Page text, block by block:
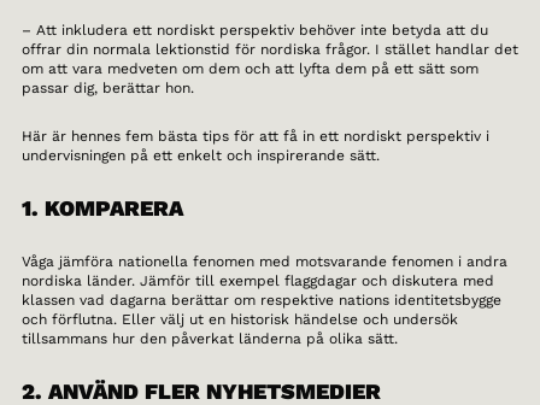
– Att inkludera ett nordiskt perspektiv behöver inte betyda att du
offrar din normala lektionstid för nordiska frågor. I stället handlar det
om att vara medveten om dem och att lyfta dem på ett sätt som
passar dig, berättar hon.
Här är hennes fem bästa tips för att få in ett nordiskt perspektiv i
undervisningen på ett enkelt och inspirerande sätt.
1. KOMPARERA
Våga jämföra nationella fenomen med motsvarande fenomen i andra
nordiska länder. Jämför till exempel flaggdagar och diskutera med
klassen vad dagarna berättar om respektive nations identitetsbygge
och förflutna. Eller välj ut en historisk händelse och undersök
tillsammans hur den påverkat länderna på olika sätt.
2. ANVÄND FLER NYHETSMEDIER